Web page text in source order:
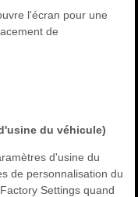
l'écran pour une
de
du véhicule)
d'usine du
de personnalisation du
Settings quand